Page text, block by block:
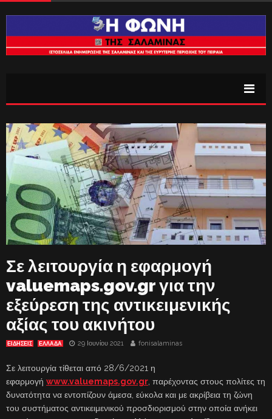
Σε λειτουργία η εφαρμογή
valuemaps.gov.gr για την
εξεύρεση της αντικειμενικής
αξίας του ακινήτου
ΕΙΔΗΣΕΙΣ ΕΛΛΑΔΑ 29 Ιουνίου 2021 fonisalaminas
Σε λειτουργία τίθεται από 28/6/2021 η
εφαρμογή www.valuemaps.gov.gr , παρέχοντας στους πολίτες τη
δυνατότητα να εντοπίζουν άμεσα, εύκολα και με ακρίβεια τη ζώνη
του συστήματος αντικειμενικού προσδιορισμού στην οποία ανήκει